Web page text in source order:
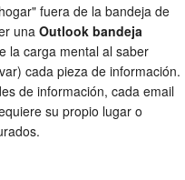
fuera de la bandeja de
una Outlook bandeja
la carga mental al saber
cada pieza de información.
de información, cada email
su propio lugar o